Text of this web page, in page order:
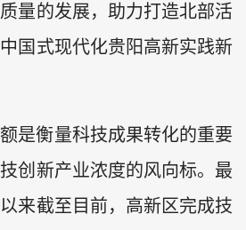
量的发展，助力打造北部活
国式现代化贵阳高新实践新
是衡量科技成果转化的重要
创新产业浓度的风向标。最
来截至目前，高新区完成技